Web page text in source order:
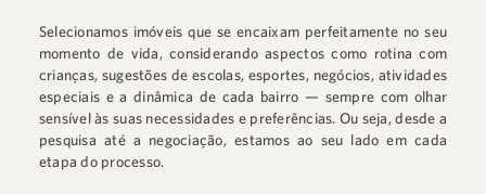
Selecionamos imóveis que se encaixam perfeitamente no seu
momento de vida, considerando aspectos como rotina com
crianças, sugestões de escolas, esportes, negócios, atividades
especiais e a dinâmica de cada bairro — sempre com olhar
sensível às suas necessidades e preferências. Ou seja, desde a
pesquisa até a negociação, estamos ao seu lado em cada
etapa do processo.